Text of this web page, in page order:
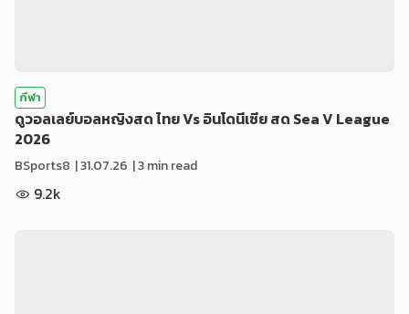
กีฬา
ดูวอลเลย์บอลหญิงสด ไทย Vs อินโดนีเซีย สด Sea V League
2026
BSports8 |31.07.26 | 3 min read
9.2k